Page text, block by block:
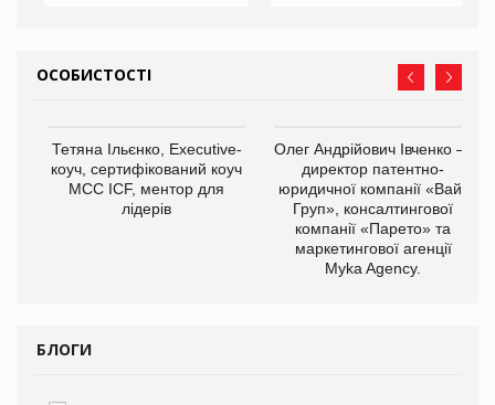
ОСОБИСТОСТІ
Тетяна Ільєнко, Executive-
коуч, сертифікований коуч
МСС ICF, ментор для
лідерів
Олег Андрійович Івченко —
директор патентно-
юридичної компанії «Вайз
Груп», консалтингової
компанії «Парето» та
маркетингової агенції
Myka Agency.
БЛОГИ